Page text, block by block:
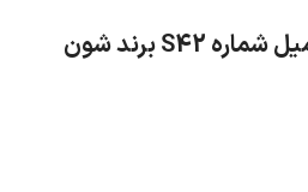
کرم ترک پا